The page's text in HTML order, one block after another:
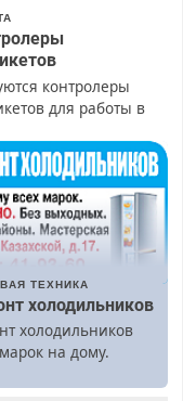
контролеры
для работы в
женщины).
по ТК РФ. График
любой.
проживание.
96000 рублей до
налогов.
денежная
Возможно
обучение,
документов,
инспектором по
ТЕХНИКА
холодильников
холодильников
на дому.